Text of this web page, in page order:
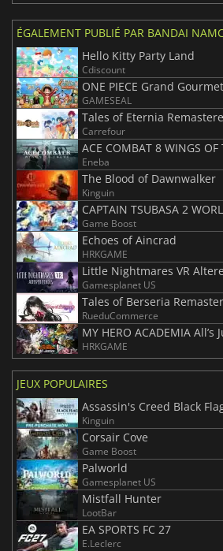
ÉGALEMENT PUBLIÉ PAR BANDAI
Hello Kitty Party Land
Cdiscount
ONE PIECE Grand Gourmet
GAMESEAL
Tales of Eternia
Carrefour
ACE COMBAT 8 WINGS OF
Eneba
The Blood of Dawnwalker
Kinguin
CAPTAIN TSUBASA 2
Game Boost
Echoes of Aincrad
HRKGAME
Little Nightmares VR
Gamesplanet US
Tales of Berseria
RueduCommerce
MY HERO ACADEMIA All’s
HRKGAME
JEUX POPULAIRES
Assassin's Creed Black
Kinguin
Corsair Cove
Game Boost
Palworld
Gamesplanet US
Mistfall Hunter
LootBar
EA SPORTS FC 27
E.Leclerc